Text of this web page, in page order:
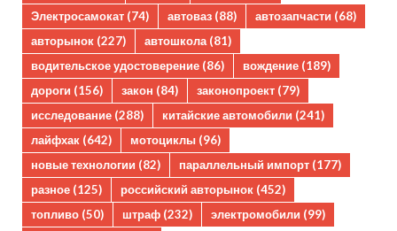
Электросамокат (74) автоваз (88) автозапчасти (68)
авторынок (227) автошкола(81)
водительское удостоверение (86) вождение (189)
дороги (156) закон (84) законопроект (79)
исследование (288) китайские автомобили (241)
лайфхак (642) мотоциклы (96)
новые технологии (82) параллельный импорт (177)
разное (125) российский авторынок (452)
топливо (50) штраф (232) электромобили (99)